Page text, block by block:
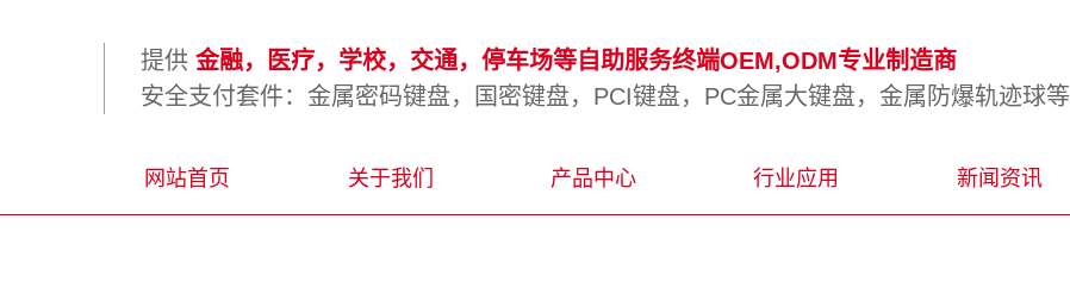
提供 金融，医疗，学校，交通，停车场等自助服务终端OEM,ODM专业制造商
安全支付套件：金属密码键盘，国密键盘，PCI键盘，PC金属大键盘，金属防爆轨迹球等
网站首页 关于我们 产品中心 行业应用 新闻资讯